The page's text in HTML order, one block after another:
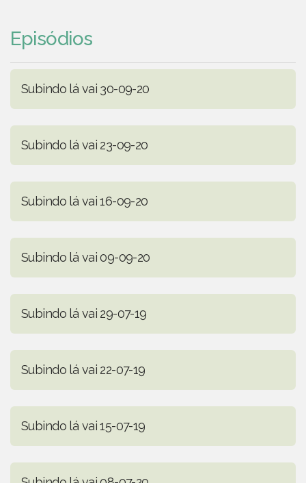
Episódios
Subindo lá vai 30-09-20
Subindo lá vai 23-09-20
Subindo lá vai 16-09-20
Subindo lá vai 09-09-20
Subindo lá vai 29-07-19
Subindo lá vai 22-07-19
Subindo lá vai 15-07-19